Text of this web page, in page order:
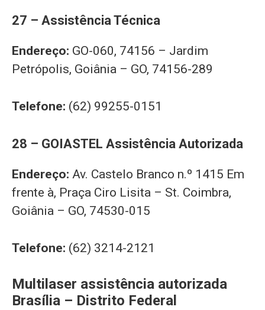
27 – Assistência Técnica
Endereço: GO-060, 74156 – Jardim
Petrópolis, Goiânia – GO, 74156-289
Telefone: (62) 99255-0151
28 – GOIASTEL Assistência Autorizada
Endereço: Av. Castelo Branco n.º 1415 Em
frente à, Praça Ciro Lisita – St. Coimbra,
Goiânia – GO, 74530-015
Telefone: (62) 3214-2121
Multilaser assistência autorizada
Brasília – Distrito Federal